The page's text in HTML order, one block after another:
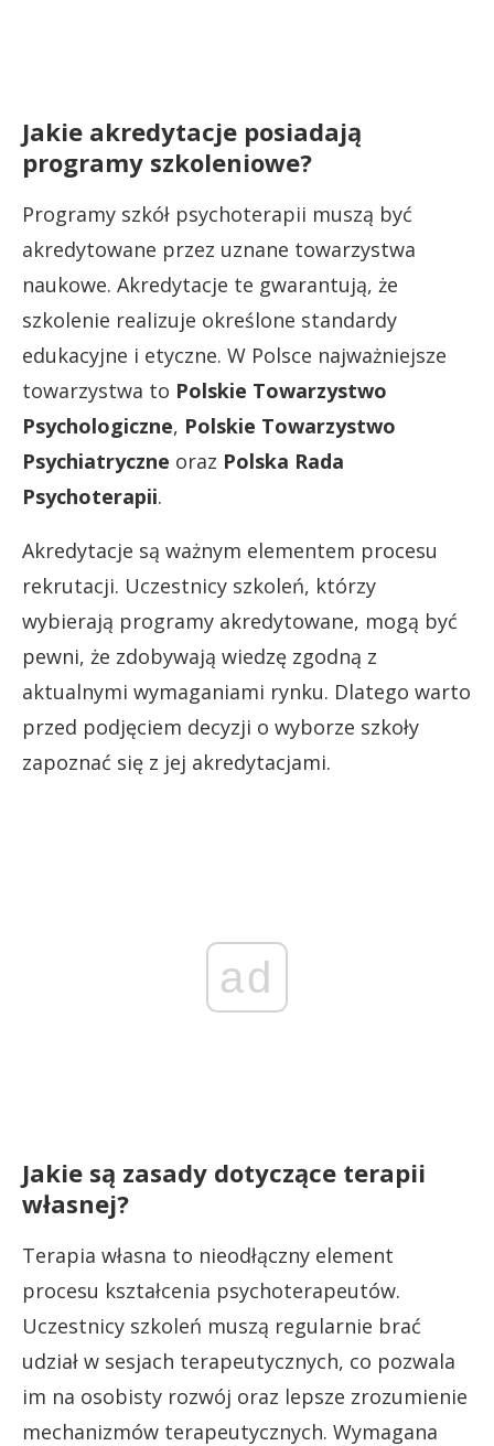
Jakie akredytacje posiadają
programy szkoleniowe?
Programy szkół psychoterapii muszą być
akredytowane przez uznane towarzystwa
naukowe. Akredytacje te gwarantują, że
szkolenie realizuje określone standardy
edukacyjne i etyczne. W Polsce najważniejsze
towarzystwa to Polskie Towarzystwo
Psychologiczne, Polskie Towarzystwo
Psychiatryczne oraz Polska Rada
Psychoterapii.
Akredytacje są ważnym elementem procesu
rekrutacji. Uczestnicy szkoleń, którzy
wybierają programy akredytowane, mogą być
pewni, że zdobywają wiedzę zgodną z
aktualnymi wymaganiami rynku. Dlatego warto
przed podjęciem decyzji o wyborze szkoły
zapoznać się z jej akredytacjami.
ad
Jakie są zasady dotyczące terapii
własnej?
Terapia własna to nieodłączny element
procesu kształcenia psychoterapeutów.
Uczestnicy szkoleń muszą regularnie brać
udział w sesjach terapeutycznych, co pozwala
im na osobisty rozwój oraz lepsze zrozumienie
mechanizmów terapeutycznych. Wymagana